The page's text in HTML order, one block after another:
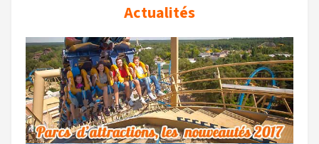
Actualités